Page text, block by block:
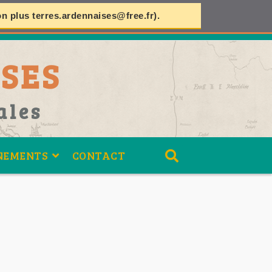
plus terres.ardennaises@free.fr).
CONTACT